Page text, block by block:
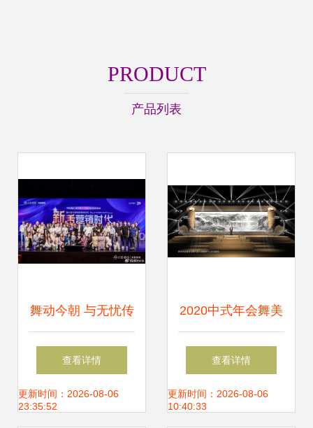
PRODUCT
产品列表
舞动今朝 与无忧传
媒雷彬艺共舞的非
凡时刻
查看详情
更新时间：2026-08-06
23:35:52
2020中式年会舞美
效果图与舞台设计
定制 传统与现代的
查看详情
更新时间：2026-08-06
10:40:33